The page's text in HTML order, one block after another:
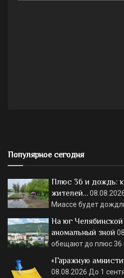
Популярное сегодня
Плюс 36 и дождь:
жителей…
Миассе будет
На юг
аномальный зной
обещают до плюс 36
«Гаражную
08.08.2026 До 1